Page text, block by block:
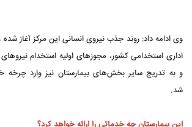
وی ادامه داد: روند جذب نیروی انسانی این مرکز آغاز
اداری استخدامی کشور، مجوزهای اولیه استخدام
و به تدریج سایر بخش‌های بیمارستان نیز وارد چرخه
شد.